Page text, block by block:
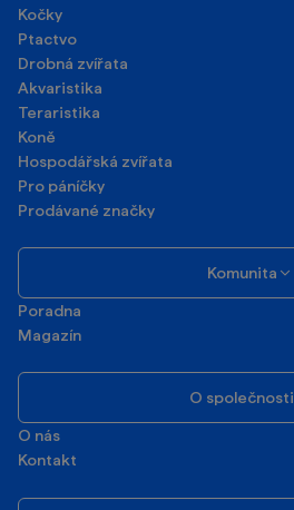
Kočky
Ptactvo
Drobná zvířata
Akvaristika
Teraristika
Koně
Hospodářská zvířata
Pro páníčky
Prodávané značky
Komunita
Poradna
Magazín
O společnosti
O nás
Kontakt